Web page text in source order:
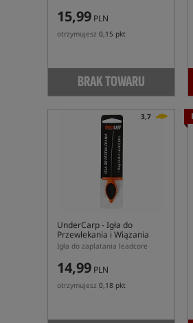
15,99 PLN
otrzymujesz 0,15 pkt
BRAK TOWARU
3,7
UnderCarp- Igła do
Przewlekania i Wiązania
Leadcore
Igła do zaplatania leadcore
14,99 PLN
otrzymujesz 0,18 pkt